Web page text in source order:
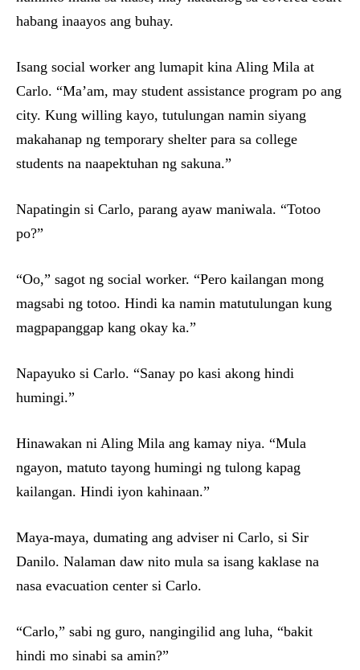
habang inaayos ang buhay.
Isang social worker ang lumapit kina Aling Mila at
Carlo. “Ma’am, may student assistance program po ang
city. Kung willing kayo, tutulungan namin siyang
makahanap ng temporary shelter para sa college
students na naapektuhan ng sakuna.”
Napatingin si Carlo, parang ayaw maniwala. “Totoo
po?”
“Oo,” sagot ng social worker. “Pero kailangan mong
magsabi ng totoo. Hindi ka namin matutulungan kung
magpapanggap kang okay ka.”
Napayuko si Carlo. “Sanay po kasi akong hindi
humingi.”
Hinawakan ni Aling Mila ang kamay niya. “Mula
ngayon, matuto tayong humingi ng tulong kapag
kailangan. Hindi iyon kahinaan.”
Maya-maya, dumating ang adviser ni Carlo, si Sir
Danilo. Nalaman daw nito mula sa isang kaklase na
nasa evacuation center si Carlo.
“Carlo,” sabi ng guro, nangingilid ang luha, “bakit
hindi mo sinabi sa amin?”